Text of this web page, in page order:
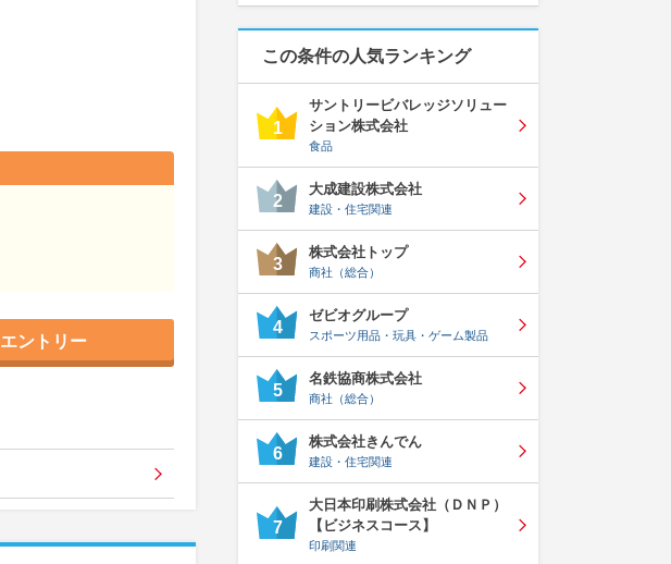
エントリー
この条件の人気ランキング
1
サントリービバレッジソリュー
ション株式会社
食品
2
大成建設株式会社
建設・住宅関連
3
株式会社トップ
商社（総合）
4
ゼビオグループ
スポーツ用品・玩具・ゲーム製品
5
名鉄協商株式会社
商社（総合）
6
株式会社きんでん
建設・住宅関連
7
大日本印刷株式会社（ＤＮＰ）
【ビジネスコース】
印刷関連